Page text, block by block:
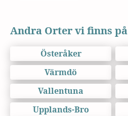
Andra Orter vi finns på
Österåker
Värmdö
Vallentuna
Upplands-Bro